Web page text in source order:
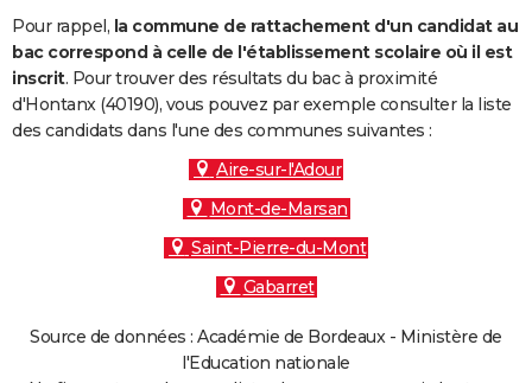
S'inscrire
Se connecter
Lycées
Collèges
Primaires
Universités
Entreprises
Service militaire
Avis de recherche
AVIS DE DÉCÈS
FORUM
Pour rappel, la commune de rattachement d'un candidat au
bac correspond à celle de l'établissement scolaire où il est
inscrit. Pour trouver des résultats du bac à proximité
d'Hontanx (40190), vous pouvez par exemple consulter la liste
des candidats dans l'une des communes suivantes :
Aire-sur-l'Adour
Mont-de-Marsan
Saint-Pierre-du-Mont
Gabarret
Source de données : Académie de Bordeaux - Ministère de
l'Education nationale